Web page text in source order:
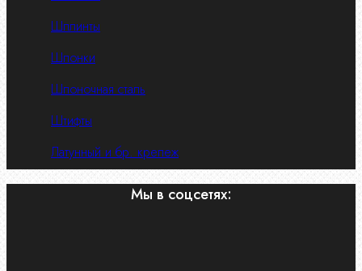
Шплинты
Шпонки
Шпоночная сталь
Штифты
Латунный и бр. крепеж
Мы в соцсетях: